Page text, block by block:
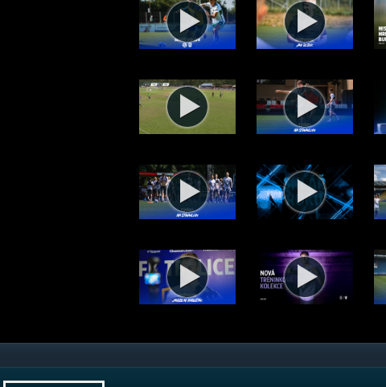
Týden na Stínadlech 28/26 (6.8.2026)